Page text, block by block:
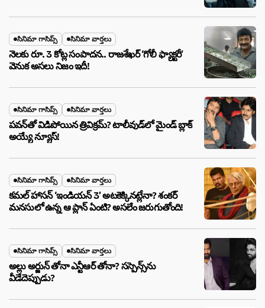
సినిమా గాసిప్స్ సినిమా వార్తలు
నెలకు రూ. 3 కోట్ల సంపాదన.. రాజశేఖర్ ‘గోలీ ఫ్యాక్టరీ’
వెనుక అసలు నిజం ఇదీ!
సినిమా గాసిప్స్ సినిమా వార్తలు
పవన్‌తో విడిపోయిన త్రివిక్రమ్? టాలీవుడ్‌లో మైండ్ బ్లాక్
అయ్యే న్యూస్!
సినిమా గాసిప్స్ సినిమా వార్తలు
కమల్ హాసన్ ‘ఇండియన్ 3’ అటకెక్కినట్లేనా? శంకర్
మనసులో ఉన్న ఆ ప్లాన్ ఏంటి? అసలేం జరుగుతోంది!
సినిమా గాసిప్స్ సినిమా వార్తలు
అల్లు అర్జున్ తోనా ఎన్టీఆర్ తోనా? సస్పెన్స్‌ను
వీడేదెప్పుడు?